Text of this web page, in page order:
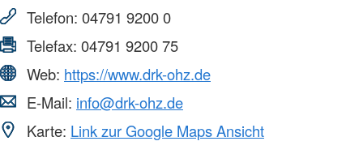
Telefon: 04791 9200 0
Telefax: 04791 9200 75
Web: https://www.drk-ohz.de
E-Mail: info@drk-ohz.de
Karte: Link zur Google Maps Ansicht